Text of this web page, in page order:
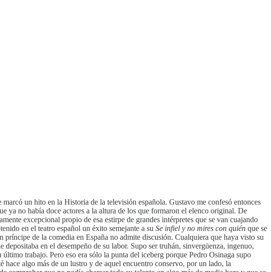
marcó un hito en la Historia de la televisión española. Gustavo me confesó entonces
ya no había doce actores a la altura de los que formaron el elenco original. De
excepcional propio de esa estirpe de grandes intérpretes que se van cuajando
en el teatro español un éxito semejante a su Se infiel y no mires con quién que se
de la comedia en España no admite discusión. Cualquiera que haya visto su
depositaba en el desempeño de su labor. Supo ser truhán, sinvergüenza, ingenuo,
trabajo. Pero eso era sólo la punta del iceberg porque Pedro Osinaga supo
hace algo más de un lustro y de aquel encuentro conservo, por un lado, la